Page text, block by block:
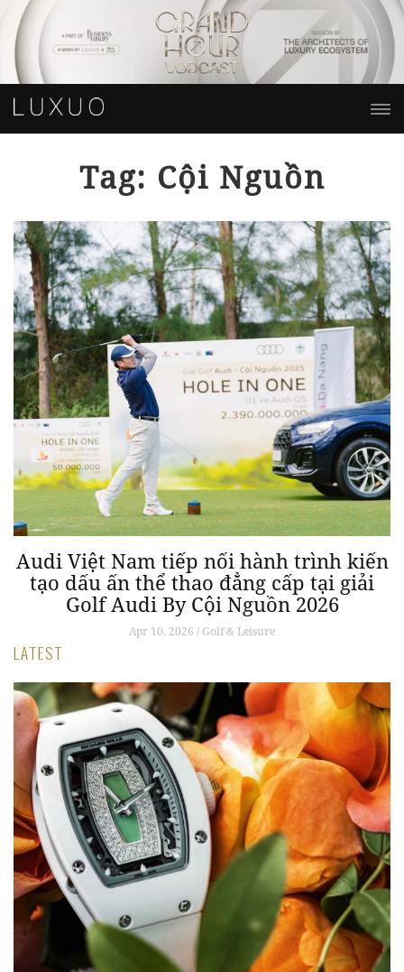
Tag: Cội Nguồn
Audi Việt Nam tiếp nối hành trình kiến
tạo dấu ấn thể thao đẳng cấp tại giải
Golf Audi By Cội Nguồn 2026
Apr 10, 2026 / Golf & Leisure
LATEST